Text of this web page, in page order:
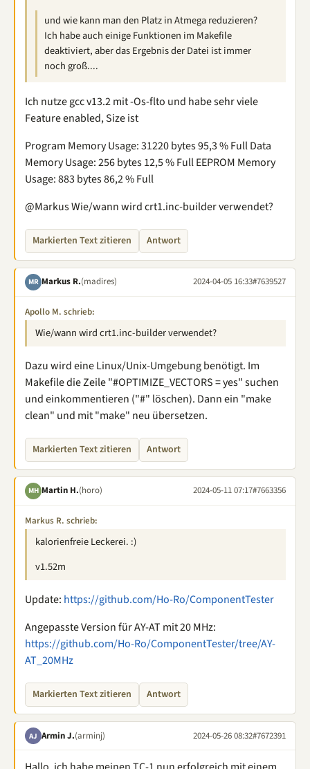
und wie kann man den Platz in Atmega reduzieren?
Ich habe auch einige Funktionen im Makefile
deaktiviert, aber das Ergebnis der Datei ist immer
noch groß....
Ich nutze gcc v13.2 mit -Os-flto und habe sehr viele
Feature enabled, Size ist
Program Memory Usage: 31220 bytes 95,3 % Full Data
Memory Usage: 256 bytes 12,5 % Full EEPROM Memory
Usage: 883 bytes 86,2 % Full
@Markus Wie/wann wird crt1.inc-builder verwendet?
Markierten Text zitieren Antwort
MR Markus R.(madires) 2024-04-05 16:33#7639527
Apollo M. schrieb:
Wie/wann wird crt1.inc-builder verwendet?
Dazu wird eine Linux/Unix-Umgebung benötigt. Im
Makefile die Zeile "#OPTIMIZE_VECTORS = yes" suchen
und einkommentieren ("#" löschen). Dann ein "make
clean" und mit "make" neu übersetzen.
Markierten Text zitieren Antwort
MH Martin H.(horo) 2024-05-11 07:17#7663356
Markus R. schrieb:
kalorienfreie Leckerei. :)
v1.52m
Update: https://github.com/Ho-Ro/ComponentTester
Angepasste Version für AY-AT mit 20 MHz:
https://github.com/Ho-Ro/ComponentTester/tree/AY-
AT_20MHz
Markierten Text zitieren Antwort
AJ Armin J.(arminj) 2024-05-26 08:32#7672391